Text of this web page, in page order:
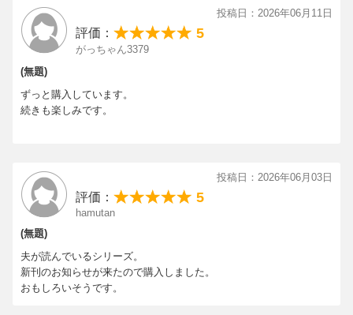
投稿日：2026年06月11日
評価： 5
がっちゃん3379
(無題)
ずっと購入しています。
続きも楽しみです。
投稿日：2026年06月03日
評価： 5
hamutan
(無題)
夫が読んでいるシリーズ。
新刊のお知らせが来たので購入しました。
おもしろいそうです。